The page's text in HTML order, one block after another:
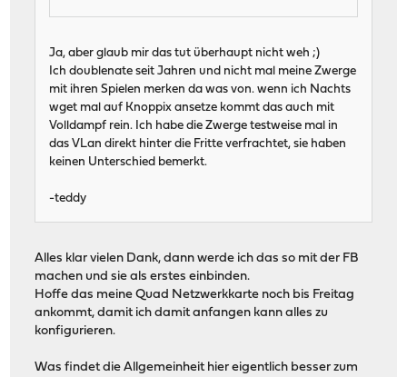
Ja, aber glaub mir das tut überhaupt nicht weh ;)
Ich doublenate seit Jahren und nicht mal meine Zwerge
mit ihren Spielen merken da was von. wenn ich Nachts
wget mal auf Knoppix ansetze kommt das auch mit
Volldampf rein. Ich habe die Zwerge testweise mal in
das VLan direkt hinter die Fritte verfrachtet, sie haben
keinen Unterschied bemerkt.
-teddy
Alles klar vielen Dank, dann werde ich das so mit der FB
machen und sie als erstes einbinden.
Hoffe das meine Quad Netzwerkkarte noch bis Freitag
ankommt, damit ich damit anfangen kann alles zu
konfigurieren.
Was findet die Allgemeinheit hier eigentlich besser zum